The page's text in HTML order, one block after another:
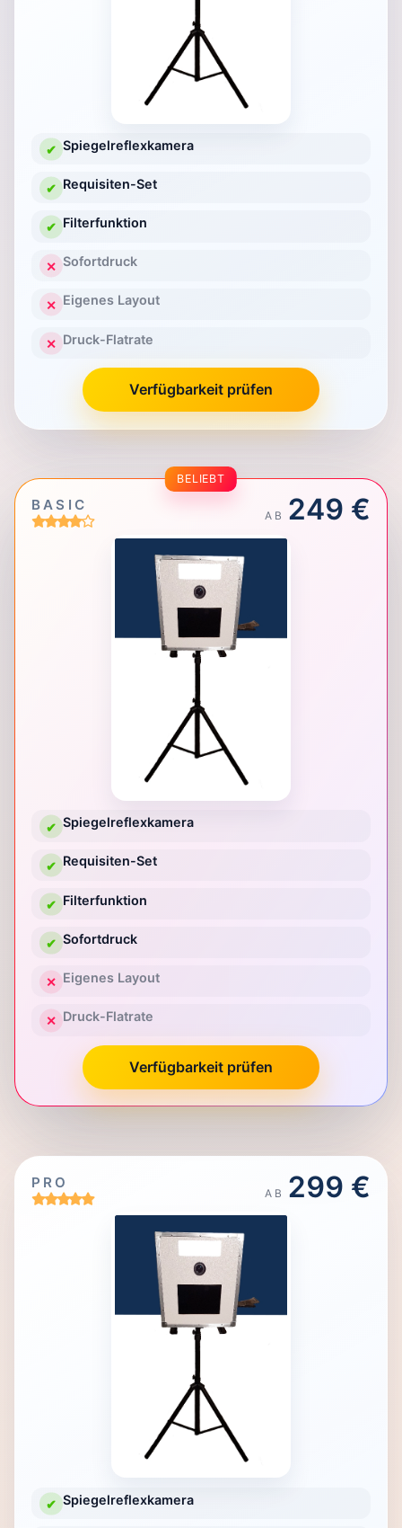
✔ Spiegelreflexkamera
✔ Requisiten-Set
✔ Filterfunktion
✕ Sofortdruck
✕ Eigenes Layout
✕ Druck-Flatrate
Verfügbarkeit prüfen
BELIEBT
BASIC
AB 249 €
✔ Spiegelreflexkamera
✔ Requisiten-Set
✔ Filterfunktion
✔ Sofortdruck
✕ Eigenes Layout
✕ Druck-Flatrate
Verfügbarkeit prüfen
PRO
AB 299 €
✔ Spiegelreflexkamera